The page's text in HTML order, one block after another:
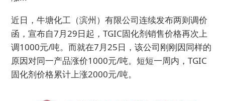
近日，牛塘化工（滨州）有限公司连续发布两则调价
函，宣布自7月29日起，TGIC固化剂销售价格再次上
调1000元/吨。而就在7月25日，该公司刚刚因同样的
原因对同一产品涨价1000元/吨。短短一周内，TGIC
固化剂价格累计上涨2000元/吨。